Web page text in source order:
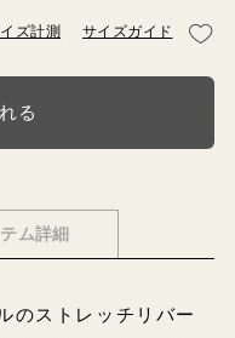
ズ計測 サイズガイド
る
ム詳細
のストレッチリバー